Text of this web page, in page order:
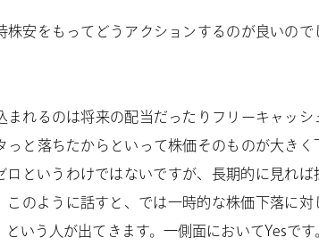
株安をもってどうアクションするのが良いので
れるのは将来の配当だったりフリーキャッシ
っと落ちたからといって株価そのものが大きく
ロというわけではないですが、長期的に見れば
このように話すと、では一時的な株価下落に対
いう人が出てきます。一側面においてYesで